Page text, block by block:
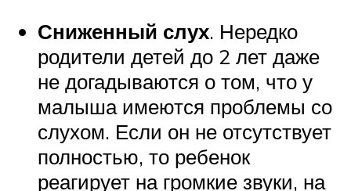
Сниженный слух. Нередко
родители детей до 2 лет даже
не догадываются о том, что у
малыша имеются проблемы со
слухом. Если он не отсутствует
полностью, то ребенок
реагирует на громкие звуки, на